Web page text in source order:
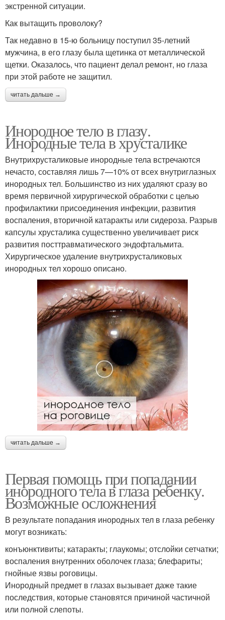
экстренной ситуации.
Как вытащить проволоку?
Так недавно в 15-ю больницу поступил 35-летний
мужчина, в его глазу была щетинка от металлической
щетки. Оказалось, что пациент делал ремонт, но глаза
при этой работе не защитил.
читать дальше →
Инородное тело в глазу.
Инородные тела в хрусталике
Внутрихрусталиковые инородные тела встречаются
нечасто, составляя лишь 7—10% от всех внутриглазных
инородных тел. Большинство из них удаляют сразу во
время первичной хирургической обработки с целью
профилактики присоединения инфекции, развития
воспаления, вторичной катаракты или сидероза. Разрыв
капсулы хрусталика существенно увеличивает риск
развития посттравматического эндофтальмита.
Хирургическое удаление внутрихрусталиковых
инородных тел хорошо описано.
читать дальше →
Первая помощь при попадании
инородного тела в глаза ребенку.
Возможные осложнения
В результате попадания инородных тел в глаза ребенку
могут возникать:
конъюнктивиты; катаракты; глаукомы; отслойки сетчатки;
воспаления внутренних оболочек глаза; блефариты;
гнойные язвы роговицы.
Инородный предмет в глазах вызывает даже такие
последствия, которые становятся причиной частичной
или полной слепоты.